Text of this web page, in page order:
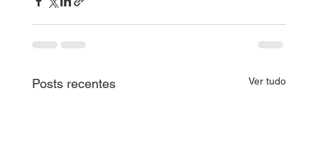
Posts recentes Ver tudo